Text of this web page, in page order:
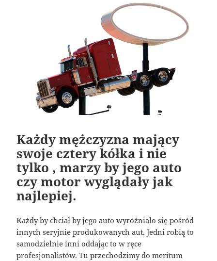
Każdy mężczyzna mający
swoje cztery kółka i nie
tylko , marzy by jego auto
czy motor wyglądały jak
najlepiej.
Każdy by chciał by jego auto wyróżniało się pośród
innych seryjnie produkowanych aut. Jedni robią to
samodzielnie inni oddając to w ręce
profesjonalistów. Tu przechodzimy do meritum